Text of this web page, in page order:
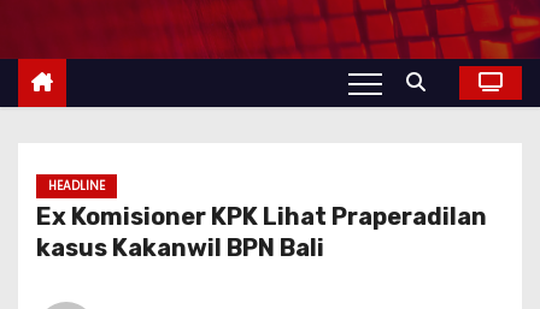
HEADLINE
Ex Komisioner KPK Lihat Praperadilan
kasus Kakanwil BPN Bali